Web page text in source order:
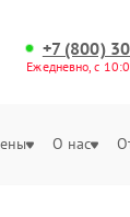
+7 (800)
Ежедневно, с
О нас